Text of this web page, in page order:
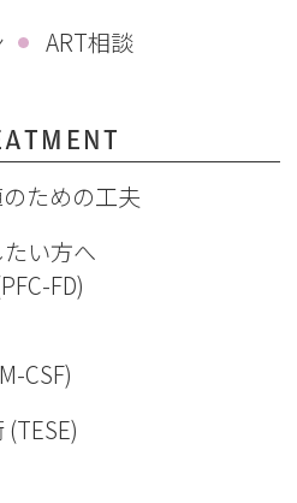
ART相談
ための工夫
い方へ
FD)
CSF)